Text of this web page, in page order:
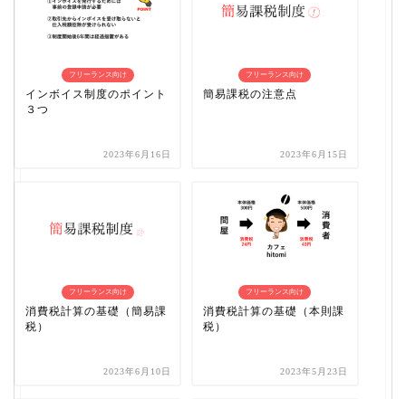
フリーランス向け
インボイス制度のポイント
３つ
2023年6月16日
フリーランス向け
簡易課税の注意点
2023年6月15日
フリーランス向け
消費税計算の基礎（簡易課
税）
2023年6月10日
フリーランス向け
消費税計算の基礎（本則課
税）
2023年5月23日